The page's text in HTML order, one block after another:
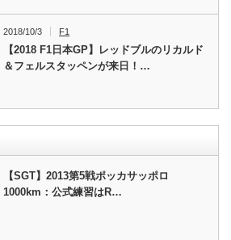
2018/10/3 F1
【2018 F1日本GP】レッドブルのリカルド
＆フェルスタッペンが来日！…
【SGT】2013第5戦ポッカサッポロ
1000km：公式練習はR…